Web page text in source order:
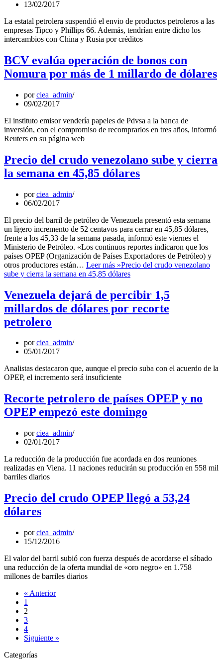
13/02/2017
La estatal petrolera suspendió el envio de productos petroleros a las
empresas Tipco y Phillips 66. Además, tendrían entre dicho los
intercambios con China y Rusia por créditos
BCV evalúa operación de bonos con
Nomura por más de 1 millardo de dólares
porciea_admin
09/02/2017
El instituto emisor vendería papeles de Pdvsa a la banca de
inversión, con el compromiso de recomprarlos en tres años, informó
Reuters en su página web
Precio del crudo venezolano sube y cierra
la semana en 45,85 dólares
porciea_admin
06/02/2017
El precio del barril de petróleo de Venezuela presentó esta semana
un ligero incremento de 52 centavos para cerrar en 45,85 dólares,
frente a los 45,33 de la semana pasada, informó este viernes el
Ministerio de Petróleo. «Los continuos reportes indicaron que los
países OPEP (Organización de Países Exportadores de Petróleo) y
otros productores están… Leer más »Precio del crudo venezolano
sube y cierra la semana en 45,85 dólares
Venezuela dejará de percibir 1,5
millardos de dólares por recorte
petrolero
porciea_admin
05/01/2017
Analistas destacaron que, aunque el precio suba con el acuerdo de la
OPEP, el incremento será insuficiente
Recorte petrolero de países OPEP y no
OPEP empezó este domingo
porciea_admin
02/01/2017
La reducción de la producción fue acordada en dos reuniones
realizadas en Viena. 11 naciones reducirán su producción en 558 mil
barriles diarios
Precio del crudo OPEP llegó a 53,24
dólares
porciea_admin
15/12/2016
El valor del barril subió con fuerza después de acordarse el sábado
una reducción de la oferta mundial de «oro negro» en 1.758
millones de barriles diarios
« Anterior
1
2
3
4
Siguiente »
Categorías